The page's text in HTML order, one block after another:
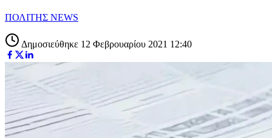
ΠΟΛΙΤΗΣ NEWS
Δημοσιεύθηκε 12 Φεβρουαρίου 2021 12:40